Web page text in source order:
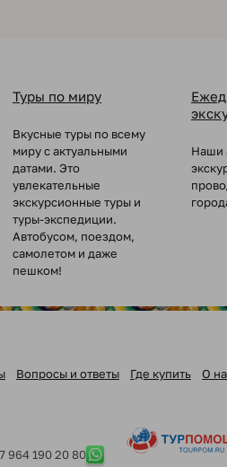
Туры по миру
Вкусные туры по всему
миру с актуальными
датами. Это
увлекательные
экскурсионные туры и
туры-экспедиции.
Автобусом, поездом,
самолетом и даже
пешком!
Наши
Вопросы и ответы Где купить О
964 190 20 80